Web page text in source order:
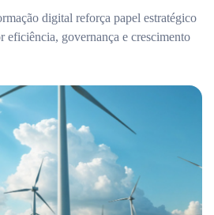
digital reforça papel estratégico
eficiência, governança e crescimento